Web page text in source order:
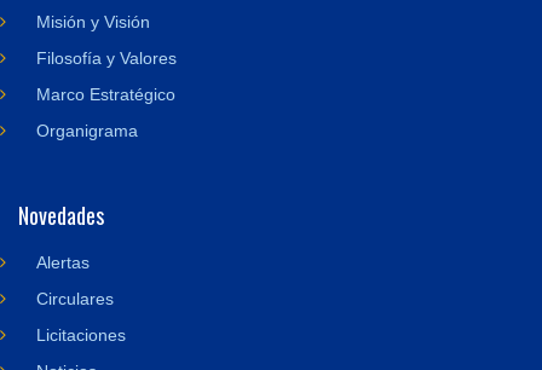
Misión y Visión
Filosofía y Valores
Marco Estratégico
Organigrama
Novedades
Alertas
Circulares
Licitaciones